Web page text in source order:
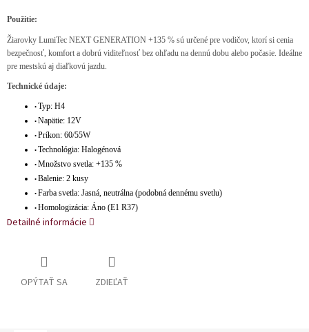
Použitie:
Žiarovky LumiTec NEXT GENERATION +135 % sú určené pre vodičov, ktorí si cenia
bezpečnosť, komfort a dobrú viditeľnosť bez ohľadu na dennú dobu alebo počasie. Ideálne
pre mestskú aj diaľkovú jazdu.
Technické údaje:
• Typ: H4
• Napätie: 12V
• Príkon: 60/55W
• Technológia: Halogénová
• Množstvo svetla: +135 %
• Balenie: 2 kusy
• Farba svetla: Jasná, neutrálna (podobná dennému svetlu)
• Homologizácia: Áno (E1 R37)
Detailné informácie
OPÝTAŤ SA ZDIEĽAŤ